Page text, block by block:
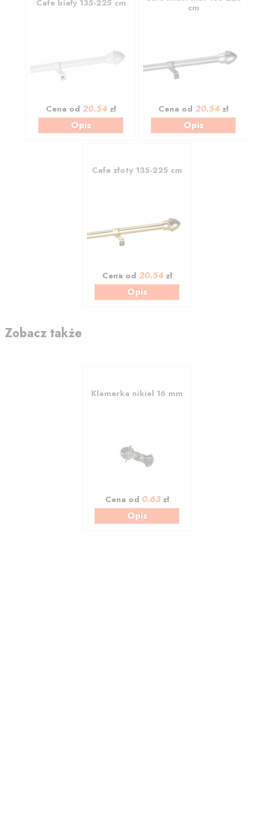
Cafe biały 135-225 cm
Cena od 20.54zł
Opis
cm
Cena od 20.54zł
Opis
Cafe złoty 135-225 cm
Cena od 20.54zł
Opis
Zobacz także
Klamerka nikiel 16 mm
Cena od 0.63zł
Opis